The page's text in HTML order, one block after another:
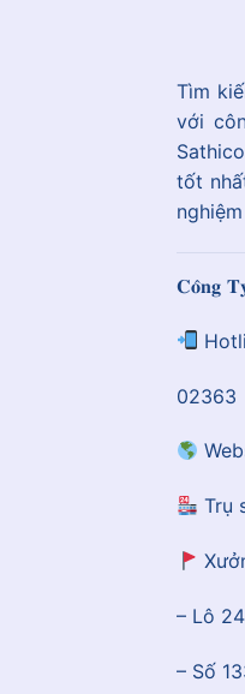
Tìm
với
tốt
𝐂𝐨̂𝐧𝐠
02363
Trụ
– Lô
– Số